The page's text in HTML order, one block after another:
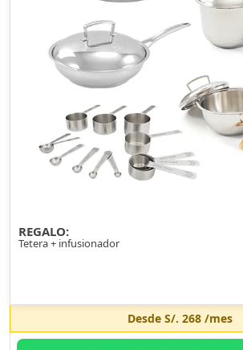
REGALO:
Tetera + infusionador
Desde S/. 268/mes